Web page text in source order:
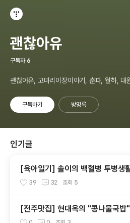
괜찮아유
구독자 6
구독하기 방명록
인기글
[육아일기] 솔이의 백혈병 투병생
로 보기.....
39 32 조회 5
[전주맛집] 현대옥의 "콩나물국밥"